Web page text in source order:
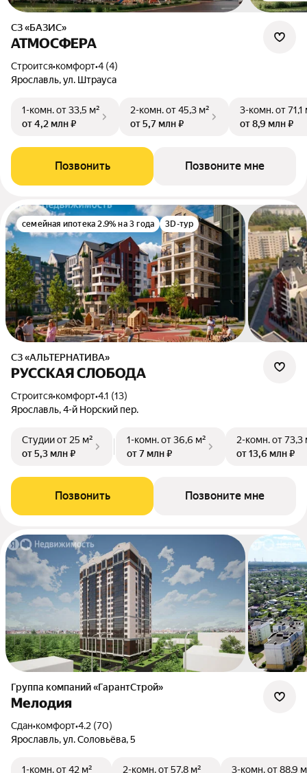
СЗ «БАЗИС»
АТМОСФЕРА
Строится•комфорт•4 (4)
Ярославль, ул. Штрауса
1-комн.от 33,5 м²
от 4,2 млн ₽
2-комн.от 45,3 м²
от 5,7 млн ₽
3-комн.от 71,1
от 8,9 млн ₽
Позвонить Позвоните мне
семейная ипотека 2.9% на 3 года 3D-тур
СЗ «АЛЬТЕРНАТИВА»
РУССКАЯ СЛОБОДА
Строится•комфорт•4.1 (13)
Ярославль, 4-й Норский пер.
Студииот 25 м²
от 5,3 млн ₽
1-комн.от 36,6 м²
от 7 млн ₽
2-комн.от 73,3
от 13,6 млн ₽
Позвонить Позвоните мне
Группа компаний «ГарантСтрой»
Мелодия
Сдан•комфорт•4.2 (70)
Ярославль, ул. Соловьёва, 5
1-комн.от 42 м²
2-комн.от 57,8 м²
3-комн.от 88,9